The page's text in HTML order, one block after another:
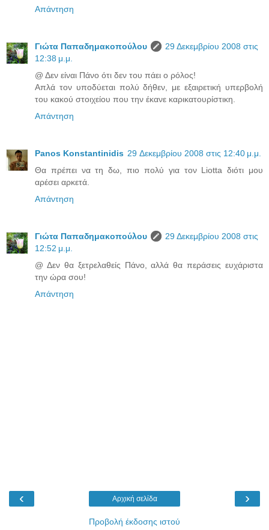
Απάντηση
Γιώτα Παπαδημακοπούλου
29 Δεκεμβρίου 2008 στις
12:38 μ.μ.
@ Δεν είναι Πάνο ότι δεν του πάει ο ρόλος!
Απλά τον υποδύεται πολύ δήθεν, με εξαιρετική υπερβολή
του κακού στοιχείου που την έκανε καρικατουρίστικη.
Απάντηση
Panos Konstantinidis 29 Δεκεμβρίου 2008 στις 12:40 μ.μ.
Θα πρέπει να τη δω, πιο πολύ για τον Liotta διότι μου
αρέσει αρκετά.
Απάντηση
Γιώτα Παπαδημακοπούλου
29 Δεκεμβρίου 2008 στις
12:52 μ.μ.
@ Δεν θα ξετρελαθείς Πάνο, αλλά θα περάσεις ευχάριστα
την ώρα σου!
Απάντηση
‹ ›
Αρχική σελίδα
Προβολή έκδοσης ιστού